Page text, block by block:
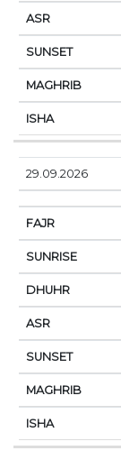
29.09.2026